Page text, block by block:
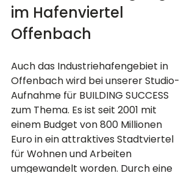
im Hafenviertel
Offenbach
Auch das Industriehafengebiet in
Offenbach wird bei unserer Studio-
Aufnahme für BUILDING SUCCESS
zum Thema. Es ist seit 2001 mit
einem Budget von 800 Millionen
Euro in ein attraktives Stadtviertel
für Wohnen und Arbeiten
umgewandelt worden. Durch eine